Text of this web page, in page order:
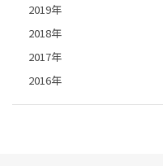
2019年
2018年
2017年
2016年